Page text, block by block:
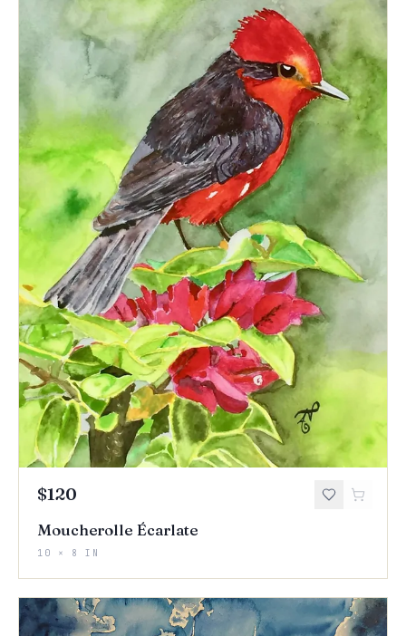
$120
Moucherolle Écarlate
10 × 8 IN